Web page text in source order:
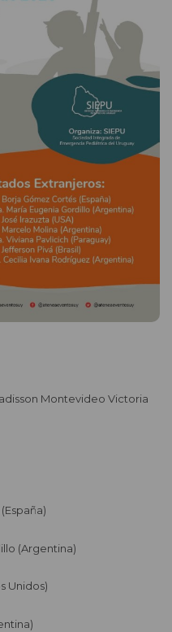
Montevideo Victoria
(Argentina)
Unidos)